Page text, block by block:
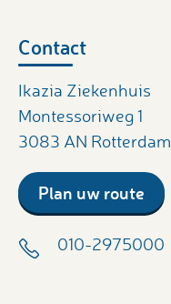
Contact
Ikazia Ziekenhuis
Montessoriweg 1
3083 AN Rotterdam
Plan uw route
010-2975000